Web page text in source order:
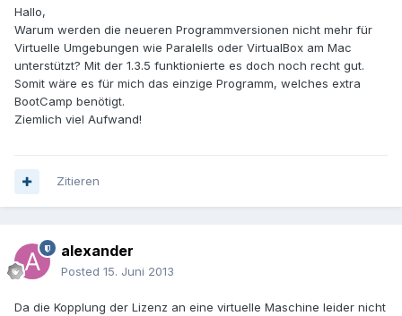
Hallo,
Warum werden die neueren Programmversionen nicht mehr für
Virtuelle Umgebungen wie Paralells oder VirtualBox am Mac
unterstützt? Mit der 1.3.5 funktionierte es doch noch recht gut.
Somit wäre es für mich das einzige Programm, welches extra
BootCamp benötigt.
Ziemlich viel Aufwand!
Zitieren
alexander
Posted 15. Juni 2013
Da die Kopplung der Lizenz an eine virtuelle Maschine leider nicht